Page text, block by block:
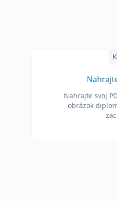
Nahrajte svoj
obrázok